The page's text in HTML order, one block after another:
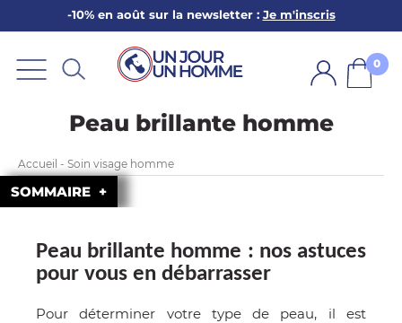
-10% en août sur la newsletter : Je m'inscris
0
LA BARBE
Peau brillante homme
Accueil - Soin visage homme
SOMMAIRE
Peau brillante homme : nos astuces
pour vous en débarrasser
Pour déterminer votre type de peau, il est